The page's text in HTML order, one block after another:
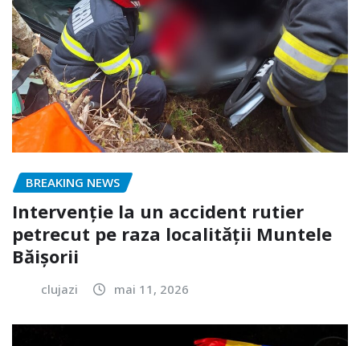
BREAKING NEWS
Intervenție la un accident rutier
petrecut pe raza localității Muntele
Băișorii
clujazi mai 11, 2026